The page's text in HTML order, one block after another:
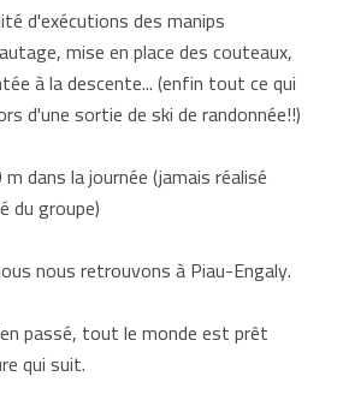
d'exécutions des manips
mise en place des couteaux,
à la descente... (enfin tout ce qui
d'une sortie de ski de randonnée!!)
dans la journée (jamais réalisé
du groupe)
nous retrouvons à Piau-Engaly.
passé, tout le monde est prêt
qui suit.